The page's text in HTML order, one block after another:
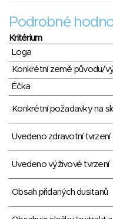
Podrobné
Kritérium
Loga
Konkrétní země původu/
Éčka
Konkrétní požadavky na
Uvedeno zdravotní tvrzení
Uvedeno výživové tvrzení
Obsah přidaných dusitanů